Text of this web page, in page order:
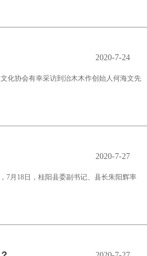
2020-7-24
化协会有幸采访到治木木作创始人何海文先
2020-7-27
7月18日，桂阳县委副书记、县长朱阳辉率